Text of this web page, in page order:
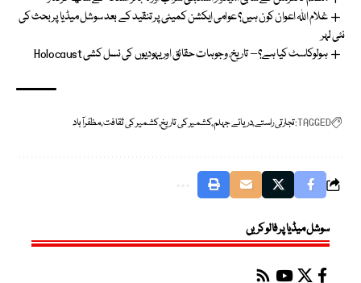
غلام اللہ اعوان کون ہیں؟ عوامی ایکشن کمیٹی پر تنقید کے بعد سوشل میڈیا پر بحث کی
نئی لہر
ہولوکاسٹ کیا ہے؟ – تاریخ، وجوہات حقائق اور یہودیوں کی نسل کشی Holocaust
TAGGED:تجارتی راستےدریائے جہلمکشمیر کی تاریخکشمیر کی ثقافتمظفرآباد
سوشل میڈیا پر فالو کریں